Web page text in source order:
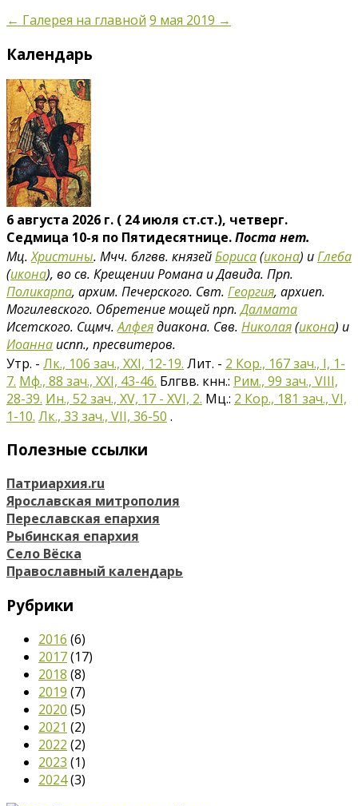
← Галерея на главной 9 мая 2019 →
Календарь
6 августа 2026 г. ( 24 июля ст.ст.), четверг.
Седмица 10-я по Пятидесятнице.Поста нет.
Мц.Христины. Мчч. блгвв. князейБориса(икона) иГлеба
(икона), во св. Крещении Романа и Давида. Прп.
Поликарпа, архим. Печерского. Свт. Георгия, архиеп.
Могилевского. Обретение мощей прп.Далмата
Исетского. Сщмч.Алфеядиакона. Свв. Николая(икона) и
Иоанна испп., пресвитеров.
Утр. - Лк., 106 зач., XXI, 12-19. Лит. - 2 Кор., 167 зач., I, 1-
7. Мф., 88 зач., XXI, 43-46. Блгвв. кнн.: Рим., 99 зач., VIII,
28-39. Ин., 52 зач., XV, 17 - XVI, 2. Мц.: 2 Кор., 181 зач., VI,
1-10. Лк., 33 зач., VII, 36-50 .
Полезные ссылки
Патриархия.ru
Ярославская митрополия
Переславская епархия
Рыбинская епархия
Село Вёска
Православный календарь
Рубрики
2016 (6)
2017(17)
2018 (8)
2019 (7)
2020 (5)
2021 (2)
2022 (2)
2023 (1)
2024(3)